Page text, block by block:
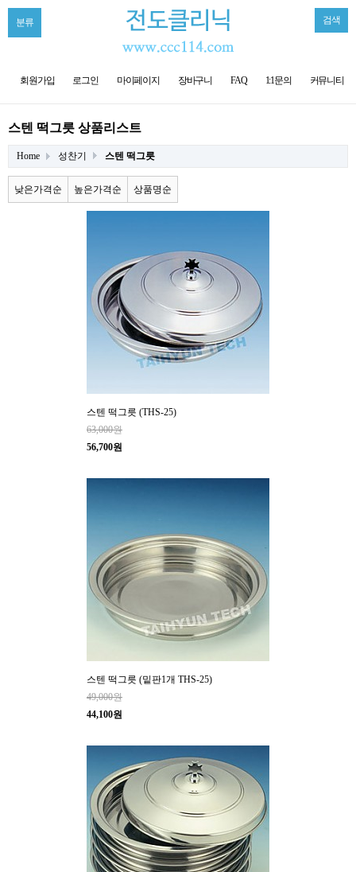
분류 검색
회원가입 로그인 마이페이지 장바구니 FAQ 1:1문의 커뮤니티
스텐 떡그릇 상품리스트
Home 성찬기 스텐 떡그릇
낮은가격순 높은가격순 상품명순
스텐 떡그릇 (THS-25)
63,000원
56,700원
스텐 떡그릇 (밑판1개 THS-25)
49,000원
44,100원